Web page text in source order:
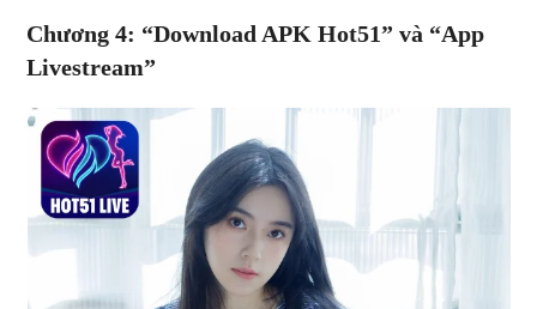
Chương 4: “Download APK Hot51” và “App
Livestream”